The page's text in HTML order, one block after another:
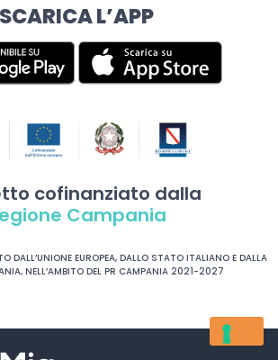
SCARICA L’APP
cofinanziato dalla
Campania
DALL’UNIONE EUROPEA, DALLO STATO ITALIANO E DALLA
NELL’AMBITO DEL PR CAMPANIA 2021-2027